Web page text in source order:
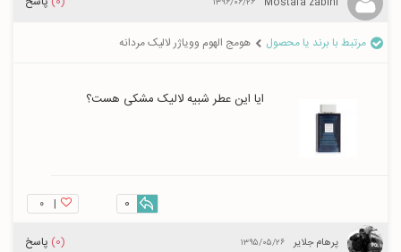
مرتبط با برند یا محصول هومج الهوم وویاژر لالیک مردانه
ایا این عطر شبیه لالیک مشکی هست؟
| ۰ 0
پرهام جلایر ۱۳۹۵/۰۵/۲۶ (0) پاسخ